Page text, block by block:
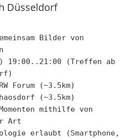
Düsseldorf
Bilder von
19:00..21:00 (Treffen ab
Forum (~3.5km)
(~3.5km)
mithilfe von
Art
erlaubt (Smartphone,